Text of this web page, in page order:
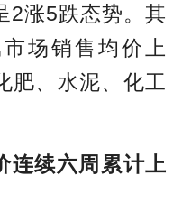
2涨5跌态势。其
场销售均价上
肥、水泥、化工
连续六周累计上